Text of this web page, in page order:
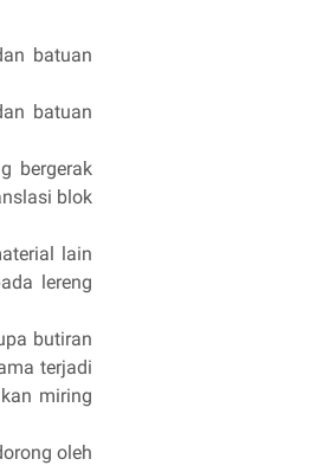
batuan
batuan
bergerak
blok
lain
lereng
butiran
terjadi
miring
oleh